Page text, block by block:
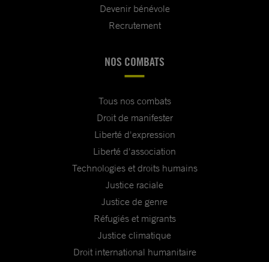
Devenir bénévole
Recrutement
NOS COMBATS
Tous nos combats
Droit de manifester
Liberté d'expression
Liberté d'association
Technologies et droits humains
Justice raciale
Justice de genre
Réfugiés et migrants
Justice climatique
Droit international humanitaire